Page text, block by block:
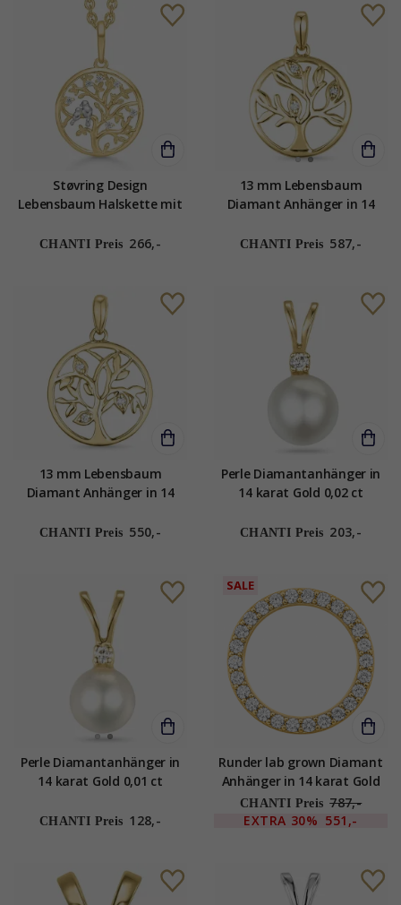
Støvring Design
Lebensbaum Halskette mit
weißem Zirkon
CHANTI Preis 266,-
13 mm Lebensbaum
Diamant Anhänger in 14
CHANTI Preis 587,-
13 mm Lebensbaum
Diamant Anhänger in 14
CHANTI Preis 550,-
Perle Diamantanhänger in
14 karat Gold 0,02 ct
CHANTI Preis 203,-
Perle Diamantanhänger in
14 karat Gold 0,01 ct
CHANTI Preis 128,-
SALE
Runder lab grown Diamant
Anhänger in 14 karat Gold
0,53 ct
CHANTI Preis 787,-
EXTRA 30% 551,-